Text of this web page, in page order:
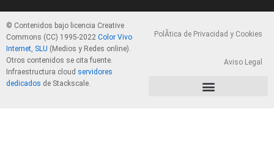
© Contenidos bajo licencia Creative
Commons (CC) 1995-2022 Color Vivo
Internet, SLU (Medios y Redes online).
Otros contenidos se cita fuente.
Infraestructura cloud servidores
dedicados de Stackscale.
PolÃ­tica de Privacidad y Cookies
Aviso Legal